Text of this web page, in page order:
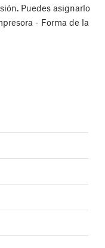
Puedes asignarlo
- Forma de la